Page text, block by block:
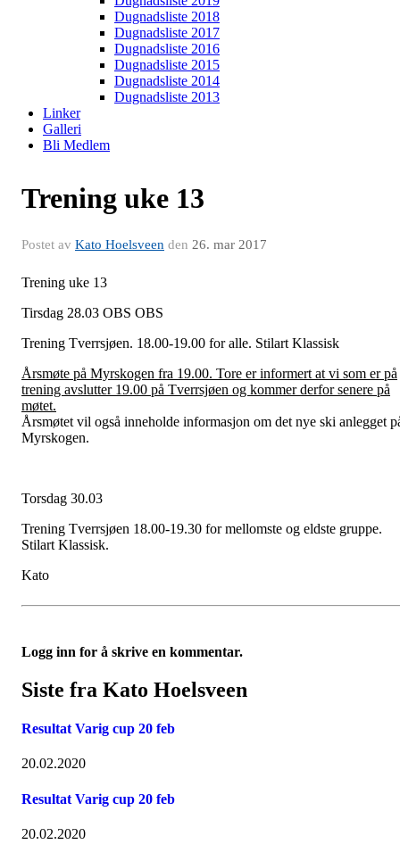
Dugnadsliste 2018
Dugnadsliste 2017
Dugnadsliste 2016
Dugnadsliste 2015
Dugnadsliste 2014
Dugnadsliste 2013
Linker
Galleri
Bli Medlem
Trening uke 13
Postet av Kato Hoelsveen den 26. mar 2017
Trening uke 13
Tirsdag 28.03 OBS OBS
Trening Tverrsjøen. 18.00-19.00 for alle. Stilart Klassisk
Årsmøte på Myrskogen fra 19.00. Tore er informert at vi som er på
trening avslutter 19.00 på Tverrsjøen og kommer derfor senere på
møtet.
Årsmøtet vil også inneholde informasjon om det nye ski anlegget
Myrskogen.
Torsdag 30.03
Trening Tverrsjøen 18.00-19.30 for mellomste og eldste gruppe.
Stilart Klassisk.
Kato
Logg inn for å skrive en kommentar.
Siste fra Kato Hoelsveen
Resultat Varig cup 20 feb
20.02.2020
Resultat Varig cup 20 feb
20.02.2020